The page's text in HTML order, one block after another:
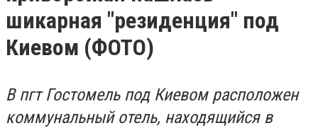
шикарная "резиденция" под
Киевом (ФОТО)
В пгт Гостомель под Киевом расположен
коммунальный отель, находящийся в